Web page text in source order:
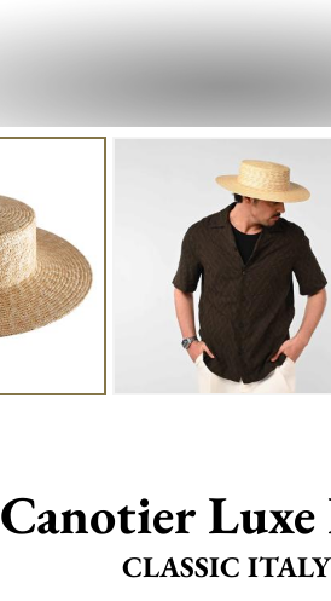
Canotier Luxe
CLASSIC ITALY